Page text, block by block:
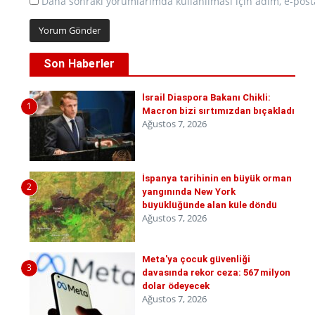
Son Haberler
1
İsrail Diaspora Bakanı Chikli:
Macron bizi sırtımızdan bıçakladı
Ağustos 7, 2026
2
İspanya tarihinin en büyük orman
yangınında New York
büyüklüğünde alan küle döndü
Ağustos 7, 2026
3
Meta'ya çocuk güvenliği
davasında rekor ceza: 567 milyon
dolar ödeyecek
Ağustos 7, 2026